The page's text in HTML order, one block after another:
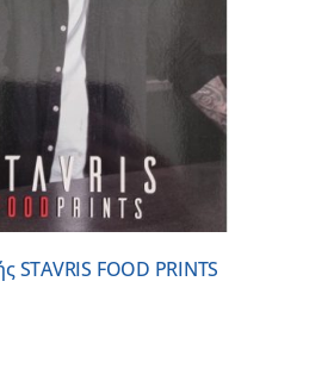
STAVRIS FOOD PRINTS